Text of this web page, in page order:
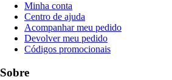
Minha conta
Centro de ajuda
Acompanhar meu pedido
Devolver meu pedido
Códigos promocionais
Sobre